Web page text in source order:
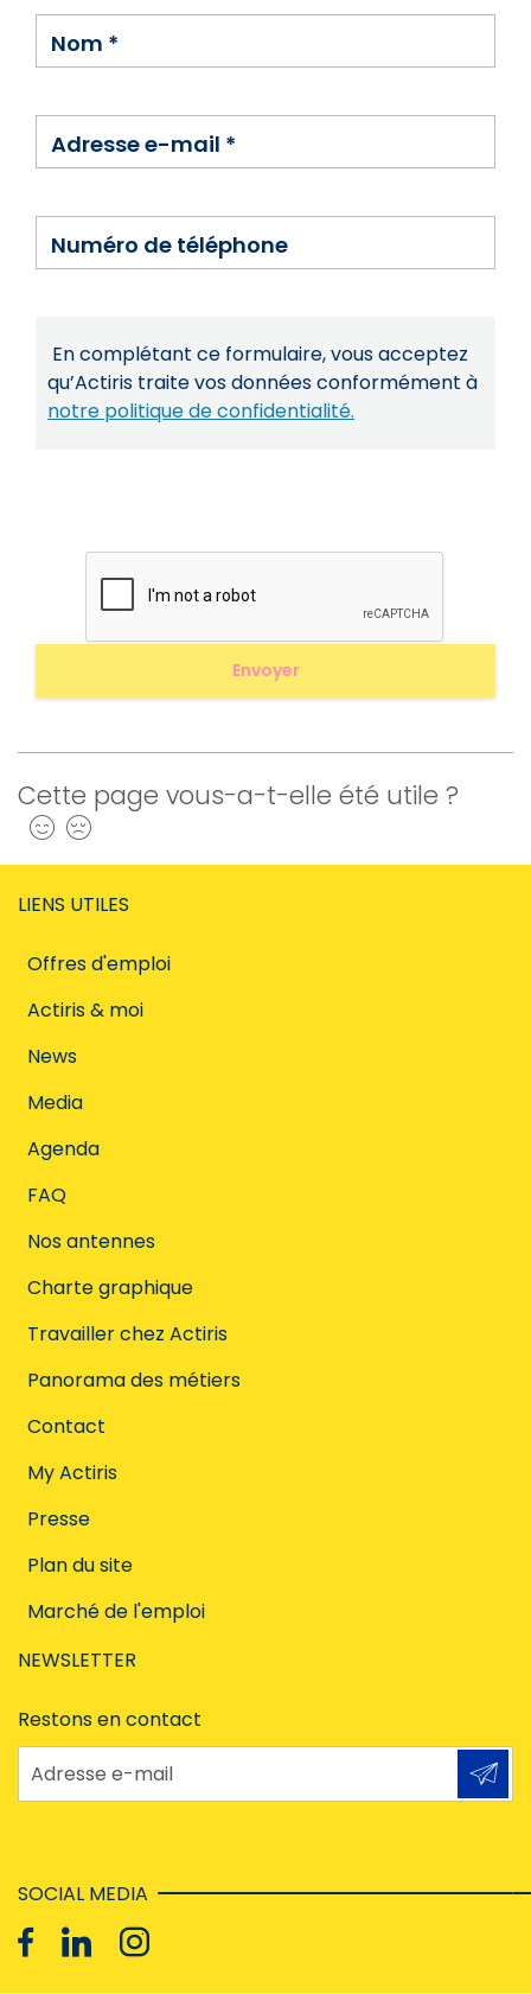
Nom *
Adresse e-mail *
Numéro de téléphone
En complétant ce formulaire, vous acceptez
qu’Actiris traite vos données conformément à
notre politique de confidentialité.
Cette page vous-a-t-elle été utile ?
Oui
LIENS UTILES
Offres d'emploi
Actiris & moi
News
Media
Agenda
FAQ
Nos antennes
Charte graphique
Travailler chez Actiris
Panorama des métiers
Contact
My Actiris
Presse
Plan du site
Marché de l'emploi
NEWSLETTER
Restons en contact
Adresse e-mail
SOCIAL MEDIA